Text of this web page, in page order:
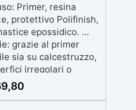
Primer, resina
protettivo Polifinish,
epossidico. ✅
grazie al primer
sia su calcestruzzo,
irregolari o
da applicare: Video
3 semplici passaggi,